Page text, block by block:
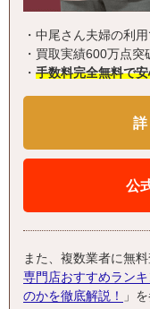
・中尾さん夫婦の利用
・買取実績600万点突
・ 手数料完全無料で
詳
公
また、複数業者に無
専門店おすすめラン
のかを徹底解説！
」